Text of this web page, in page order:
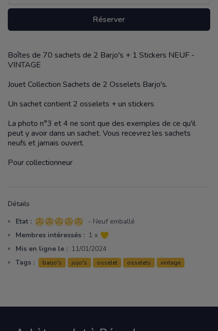
Réserver
Description
Boîtes de 70 sachets de 2 Barjo's + 1 Stickers NEUF -
VINTAGE
Jouet Collection Sachets de 2 Osselets Barjo's.
Un sachet contient 2 osselets + un stickers
La photo n°3 et 4 ne sont que des exemples de ce qu'il
peut y avoir dans un sachet. Vous recevrez les sachets
neufs et jamais ouvert.
Pour collectionneur
Détails
Etat : 5 sur 5 étoiles
- Neuf emballé
Membres intéressés : 1 x
Mis en ligne le : 11/01/2024
Tags :
barjo's jojo's osselet osselets vintage